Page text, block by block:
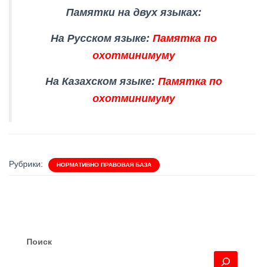
Памятки на двух языках:
На Русском языке: Памятка по
охотминимуму
На Казахском языке: Памятка по
охотминимуму
Рубрики: НОРМАТИВНО ПРАВОВАЯ БАЗА
Поиск